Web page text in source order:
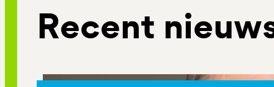
Recent